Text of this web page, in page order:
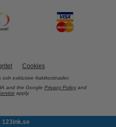
Cookies
och exklusive fraktkostnader.
and the Google Privacy Policy and
apply.
123ink.se